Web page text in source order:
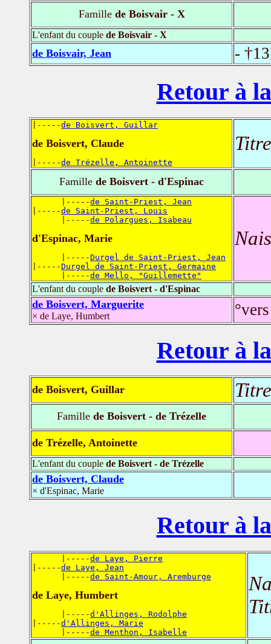
Famillede Boisvair - X
L'enfant du couple de Boisvair - X
de Boisvair, Jean -
Retour à
|-----de Boisvert, Guillar
de Boisvert, Claude
|-----de Trézelle, Antoinette
Famille de Boisvert - d'Espinac
      |-----
de Saint-Priest, Jean
|-----de Saint-Priest, Louis
      |-----
de Polargues, Isabeau
d'Espinac, Marie
      |-----
Durgel de Saint-Priest, Jean
|-----Durgel de Saint-Priest, Germaine
      |-----
de Mello, "Guillemette"
L'enfant du couple de Boisvert - d'Espinac
de Boisvert, Marguerite
× de Laye, Humbert
Retour à
de Boisvert, Guillar
Famille de Boisvert - de Trézelle
de Trézelle, Antoinette
L'enfant du couple de Boisvert - de Trézelle
de Boisvert, Claude
× d'Espinac, Marie
Retour à
      |-----
de Laye, Pierre
|-----de Laye, Jean
      |-----
de Saint-Amour, Aremburge
de Laye, Humbert
      |-----
d'Allinges, Rodolphe
|-----d'Allinges, Marie
      |-----
de Menthon, Isabelle